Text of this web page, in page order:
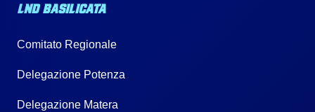
LND BASILICATA
Comitato Regionale
Delegazione Potenza
Delegazione Matera